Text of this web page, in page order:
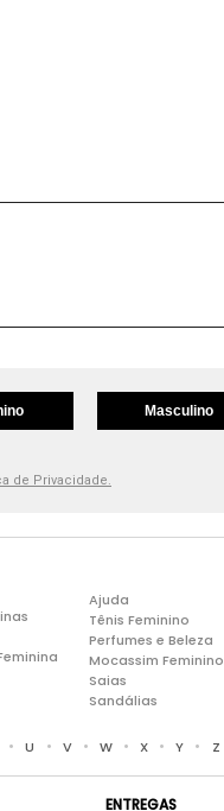
Masculino
de Privacidade.
Ajuda
Tênis Feminino
Perfumes e Beleza
Mocassim Feminino
Saias
Sandálias
• U • V • W • X • Y • Z
ENTREGAS